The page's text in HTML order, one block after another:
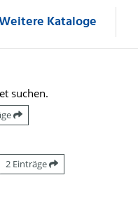
Kataloge
suchen.
2 Einträge